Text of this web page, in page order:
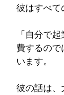
彼はすべて
「自分で
費するの
います。
彼の話は